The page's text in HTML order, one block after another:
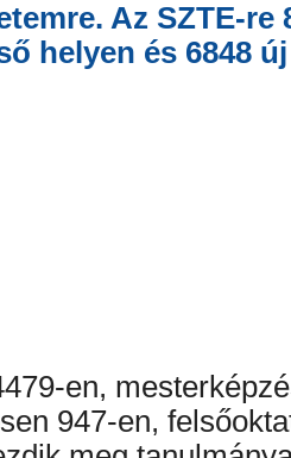
Az SZTE-re
helyen és 6848
en,
947-en,